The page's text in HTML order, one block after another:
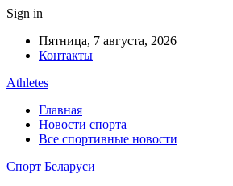
Sign in
Пятница, 7 августа, 2026
Контакты
Athletes
Главная
Новости спорта
Все спортивные новости
Спорт Беларуси